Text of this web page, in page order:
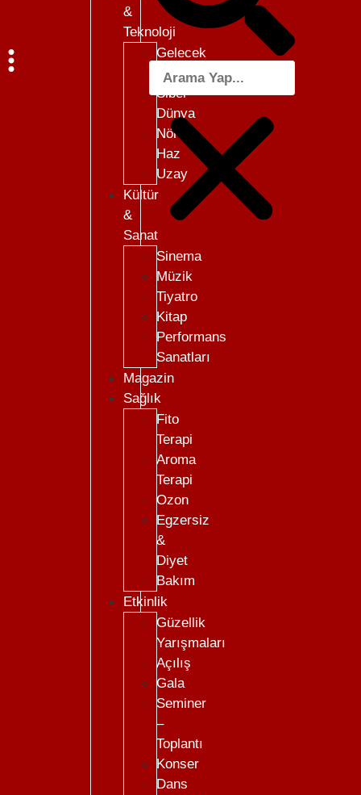
&
Teknoloji
Gelecek
101
Siber
Dünya
Nöro-
Haz
Uzay
Kültür
&
Sanat
Sinema
Müzik
Tiyatro
Kitap
Performans
Sanatları
Magazin
Sağlık
Fito
Terapi
Aroma
Terapi
Ozon
Egzersiz
&
Diyet
Bakım
Etkinlik
Güzellik
Yarışmaları
Açılış
Gala
Seminer
–
Toplantı
Konser
Dans